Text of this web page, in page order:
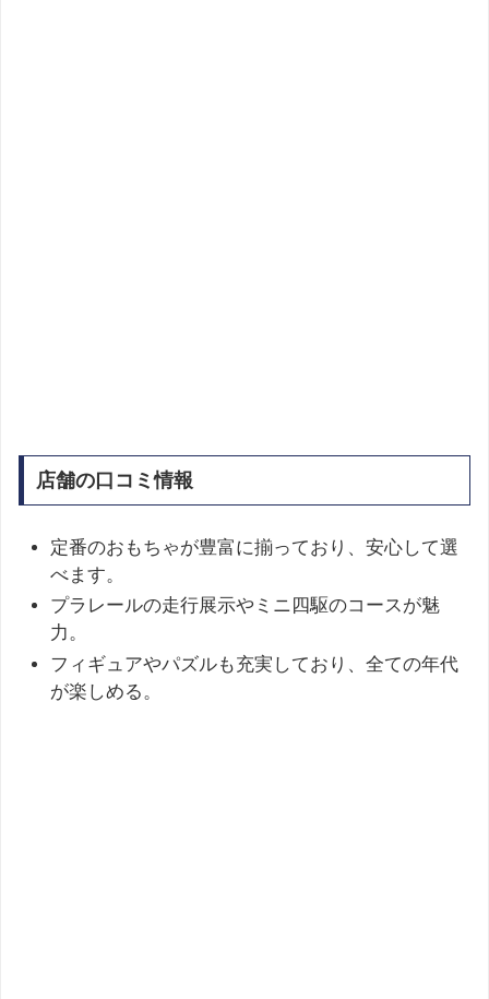
店舗の口コミ情報
定番のおもちゃが豊富に揃っており、安心して選
べます。
プラレールの走行展示やミニ四駆のコースが魅
力。
フィギュアやパズルも充実しており、全ての年代
が楽しめる。